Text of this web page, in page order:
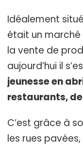
Idéalement
était un
la vente de
aujourd’hui il
jeunesse en
restaurants,
C’est grâce à
les rues